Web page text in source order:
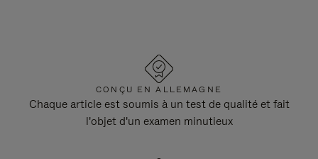
CONÇU EN ALLEMAGNE
Chaque article est soumis à un test de qualité et fait
l'objet d'un examen minutieux